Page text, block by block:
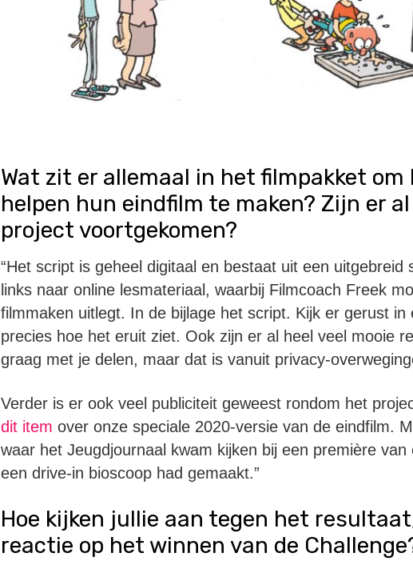
Wat zit er allemaal in het filmpakket
helpen hun eindfilm te maken? Zijn er
project voortgekomen?
“Het script is geheel digitaal en bestaat uit een
links naar online lesmateriaal, waarbij Filmcoach Freek
filmmaken uitlegt. In de bijlage het script. Kijk er gerust
precies hoe het eruit ziet. Ook zijn er al heel veel mooie
graag met je delen, maar dat is vanuit privacy-
Verder is er ook veel publiciteit geweest rondom het
dit item over onze speciale 2020-versie van de eindfilm.
waar het Jeugdjournaal kwam kijken bij een première van
een drive-in bioscoop had gemaakt.”
Hoe kijken jullie aan tegen het
reactie op het winnen van de